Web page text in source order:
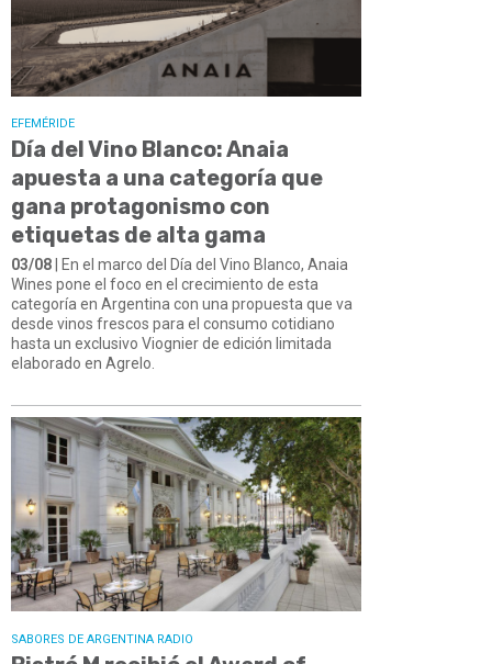
EFEMÉRIDE
Día del Vino Blanco: Anaia
apuesta a una categoría que
gana protagonismo con
etiquetas de alta gama
03/08 | En el marco del Día del Vino Blanco, Anaia
Wines pone el foco en el crecimiento de esta
categoría en Argentina con una propuesta que va
desde vinos frescos para el consumo cotidiano
hasta un exclusivo Viognier de edición limitada
elaborado en Agrelo.
SABORES DE ARGENTINA RADIO